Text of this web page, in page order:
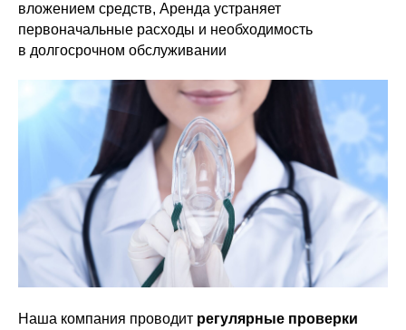
вложением средств, Аренда устраняет
первоначальные расходы и необходимость
в долгосрочном обслуживании
Наша компания проводит регулярные проверки